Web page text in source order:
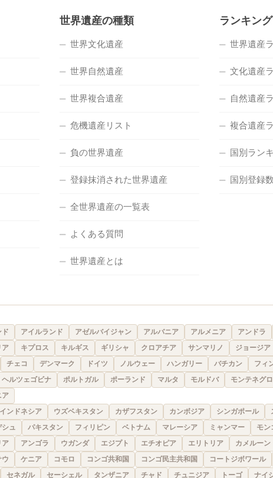
世界遺産の種類
世界文化遺産
世界自然遺産
世界複合遺産
危機遺産リスト
負の世界遺産
登録抹消された世界遺産
全世界遺産の一覧表
よくある質問
世界遺産とは
ランキン
世界遺産
文化遺産
自然遺産
複合遺産
国別ラン
国別登録
ド アイルランド アゼルバイジャン アルバニア アルメニア アンドラ
ア
キプロス キルギス ギリシャ クロアチア サンマリノ ジョージア
チェコ デンマーク ドイツ ノルウェー ハンガリー バチカン フィ
ヘルツェゴビナ
ポルトガル ポーランド マルタ モルドバ モンテネグロ
ア
インドネシア ウズベキスタン カザフスタン カンボジア シンガポール
ュ
パキスタン フィリピン ベトナム マレーシア ミャンマー モン
ア アンゴラ ウガンダ エジプト エチオピア エリトリア カメルーン
ウ
ケニア コモロ コンゴ共和国 コンゴ民主共和国 コートジボワール
セネガル セーシェル タンザニア チャド チュニジア トーゴ ナイ